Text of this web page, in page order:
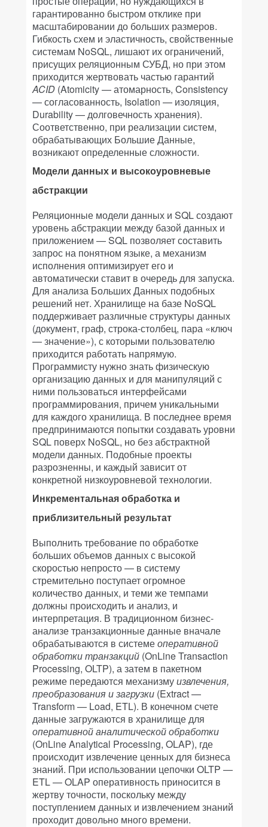
гарантированно быстром отклике при
масштабировании до больших размеров.
Гибкость схем и эластичность, свойственные
системам NoSQL, лишают их ограничений,
присущих реляционным СУБД, но при этом
приходится жертвовать частью гарантий
ACID (Atomicity — атомарность, Consistency
— согласованность, Isolation — изоляция,
Durability — долговечность хранения).
Соответственно, при реализации систем,
обрабатывающих Большие Данные,
возникают определенные сложности.
Модели данных и высокоуровневые
абстракции
Реляционные модели данных и SQL создают
уровень абстракции между базой данных и
приложением — SQL позволяет составить
запрос на понятном языке, а механизм
исполнения оптимизирует его и
автоматически ставит в очередь для запуска.
Для анализа Больших Данных подобных
решений нет. Хранилище на базе NoSQL
поддерживает различные структуры данных
(документ, граф, строка-столбец, пара «ключ
— значение»), с которыми пользователю
приходится работать напрямую.
Программисту нужно знать физическую
организацию данных и для манипуляций с
ними пользоваться интерфейсами
программирования, причем уникальными
для каждого хранилища. В последнее время
предпринимаются попытки создавать уровни
SQL поверх NoSQL, но без абстрактной
модели данных. Подобные проекты
разрозненны, и каждый зависит от
конкретной низкоуровневой технологии.
Инкрементальная обработка и
приблизительный результат
Выполнить требование по обработке
больших объемов данных с высокой
скоростью непросто — в систему
стремительно поступает огромное
количество данных, и теми же темпами
должны происходить и анализ, и
интерпретация. В традиционном бизнес-
анализе транзакционные данные вначале
обрабатываются в системеоперативной
обработки транзакций (OnLine Transaction
Processing, OLTP), а затем в пакетном
режиме передаются механизмуизвлечения,
преобразования и загрузки (Extract —
Transform — Load, ETL). В конечном счете
данные загружаются в хранилище для
оперативной аналитической обработки
(OnLine Analytical Processing, OLAP), где
происходит извлечение ценных для бизнеса
знаний. При использовании цепочки OLTP —
ETL — OLAP оперативность приносится в
жертву точности, поскольку между
поступлением данных и извлечением знаний
проходит довольно много времени.